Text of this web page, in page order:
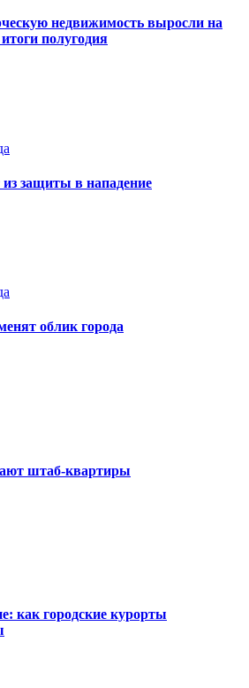
недвижимость выросли на
полугодия
защиты в нападение
облик города
штаб-квартиры
как городские курорты